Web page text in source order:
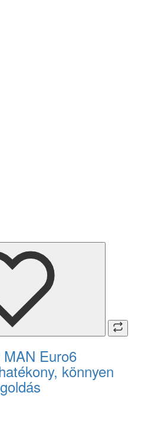
Euro6
könnyen